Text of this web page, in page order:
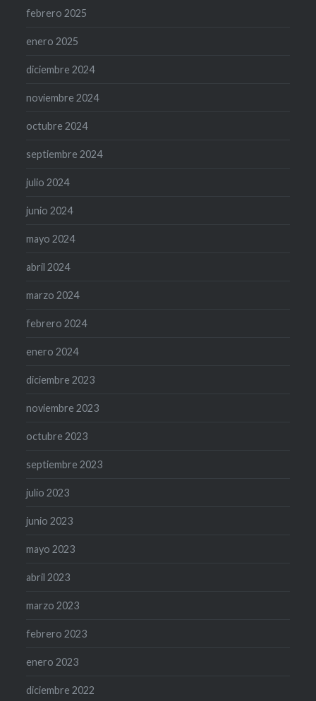
febrero 2025
enero 2025
diciembre 2024
noviembre 2024
octubre 2024
septiembre 2024
julio 2024
junio 2024
mayo 2024
abril 2024
marzo 2024
febrero 2024
enero 2024
diciembre 2023
noviembre 2023
octubre 2023
septiembre 2023
julio 2023
junio 2023
mayo 2023
abril 2023
marzo 2023
febrero 2023
enero 2023
diciembre 2022